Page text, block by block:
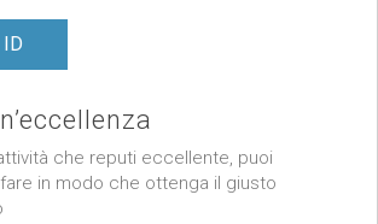
ID
che reputi eccellente, puoi
in modo che ottenga il giusto